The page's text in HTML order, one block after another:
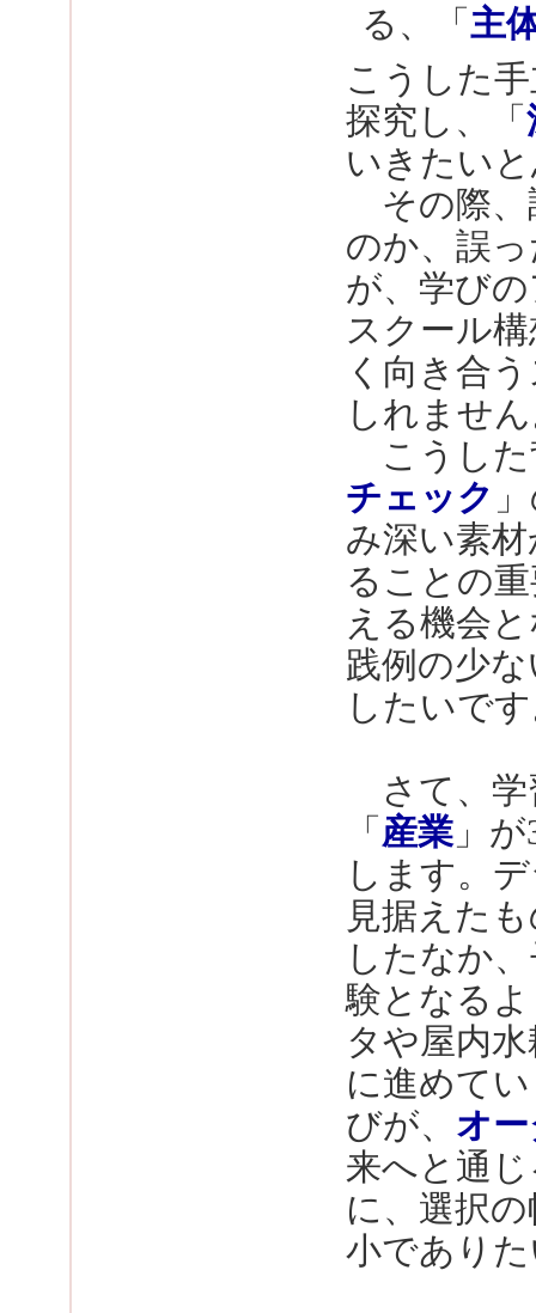
る、「 主
こうした
探究し、「
いきたい
その際、
のか、誤
が、学び
スクール
く向き合
しれませ
こうした
チェック
み深い素
ることの
える機会
践例の少
したいで
さて、学
「 産業 」
します。
見据えた
したなか
験となる
タや屋内
に進めて
びが、 オ
来へと通
に、選択
小であり